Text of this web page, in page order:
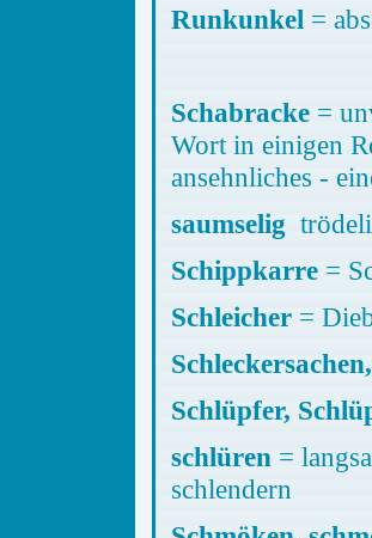
Runkunkel =
Schabracke =
Wort in einigen
ansehnliches -
saumselig
Schippkarre =
Schleicher =
Schlüpfer,
schlüren =